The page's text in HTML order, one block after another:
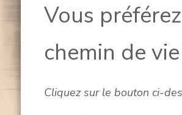
Vous
chemin de
Cliquez sur le bouton ci-